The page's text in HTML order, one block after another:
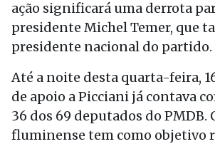
ação significará uma derrota
presidente Michel Temer, que
presidente nacional do partido.
Até a noite desta quarta-feira,
de apoio a Picciani já contava
36 dos 69 deputados do PMDB.
fluminense tem como objetivo